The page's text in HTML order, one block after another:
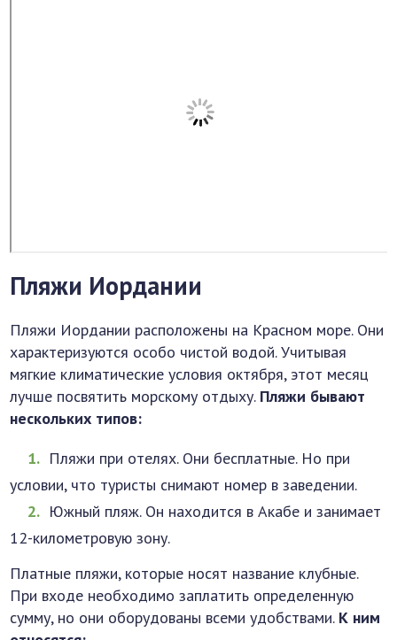
Пляжи Иордании
Пляжи Иордании расположены на Красном море. Они
характеризуются особо чистой водой. Учитывая
мягкие климатические условия октября, этот месяц
лучше посвятить морскому отдыху. Пляжи бывают
нескольких типов:
Пляжи при отелях. Они бесплатные. Но при
условии, что туристы снимают номер в заведении.
Южный пляж. Он находится в Акабе и занимает
12-километровую зону.
Платные пляжи, которые носят название клубные.
При входе необходимо заплатить определенную
сумму, но они оборудованы всеми удобствами. К ним